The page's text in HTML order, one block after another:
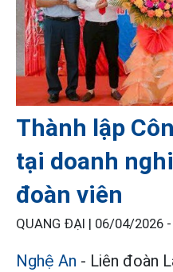
Thành lập
tại doanh
đoàn viên
QUANG ĐẠI | 06/04/2026 -
Nghệ An - Liên đoàn